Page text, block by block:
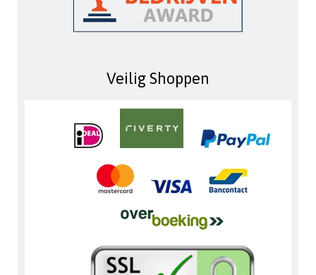
Veilig Shoppen